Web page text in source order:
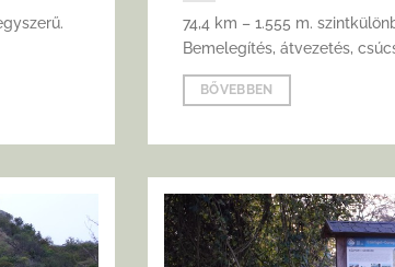
74,4 km – 1.555 m.
Bemelegítés, átvezetés,
BŐVEBBEN